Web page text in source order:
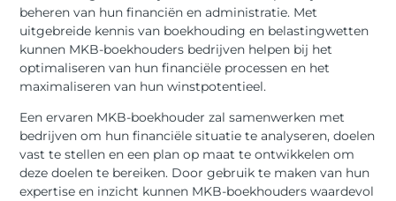
beheren van hun financiën en administratie. Met
uitgebreide kennis van boekhouding en belastingwetten
kunnen MKB-boekhouders bedrijven helpen bij het
optimaliseren van hun financiële processen en het
maximaliseren van hun winstpotentieel.
Een ervaren MKB-boekhouder zal samenwerken met
bedrijven om hun financiële situatie te analyseren, doelen
vast te stellen en een plan op maat te ontwikkelen om
deze doelen te bereiken. Door gebruik te maken van hun
expertise en inzicht kunnen MKB-boekhouders waardevol